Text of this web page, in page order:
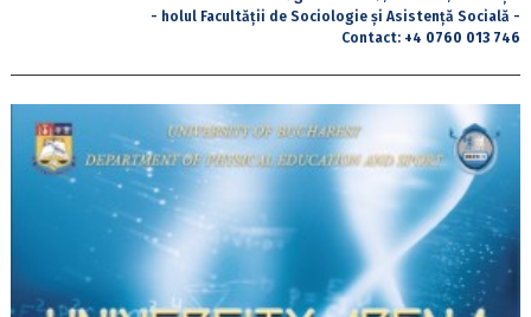
- holul Facultății de Sociologie și Asistență Socială -
Contact: +4 0760 013 746